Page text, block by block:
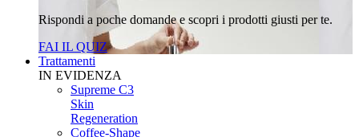
Rispondi a poche domande e scopri i prodotti giusti per te.
FAI IL QUIZ
Trattamenti
IN EVIDENZA
Supreme C3
Skin
Regeneration
Coffee-Shape